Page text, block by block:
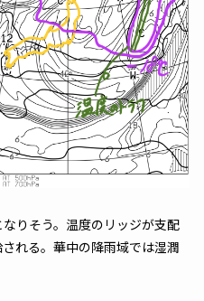
りそう。温度のリッジが支配
れる。華中の降雨域では湿潤